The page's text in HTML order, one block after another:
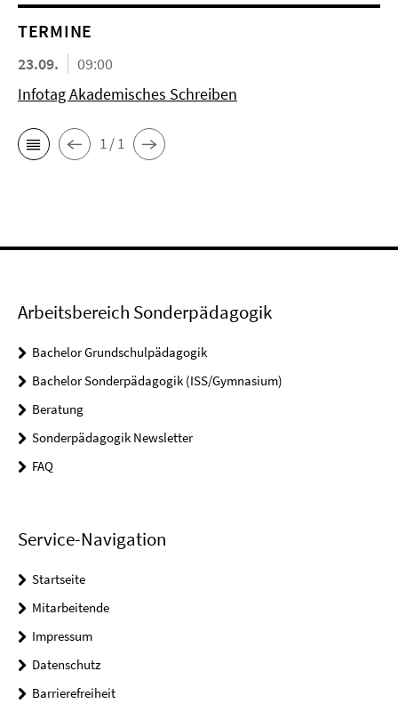
TERMINE
23.09.
09:00
Infotag Akademisches Schreiben
1 / 1
Arbeitsbereich Sonderpädagogik
Bachelor Grundschulpädagogik
Bachelor Sonderpädagogik (ISS/Gymnasium)
Beratung
Sonderpädagogik Newsletter
FAQ
Service-Navigation
Startseite
Mitarbeitende
Impressum
Datenschutz
Barrierefreiheit